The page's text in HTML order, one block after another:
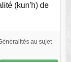
(kun'h) de
au sujet